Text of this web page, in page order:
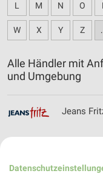
L M N O
W X Y Z
Alle Händler mit
und Umgebung
Jeans
JYSK